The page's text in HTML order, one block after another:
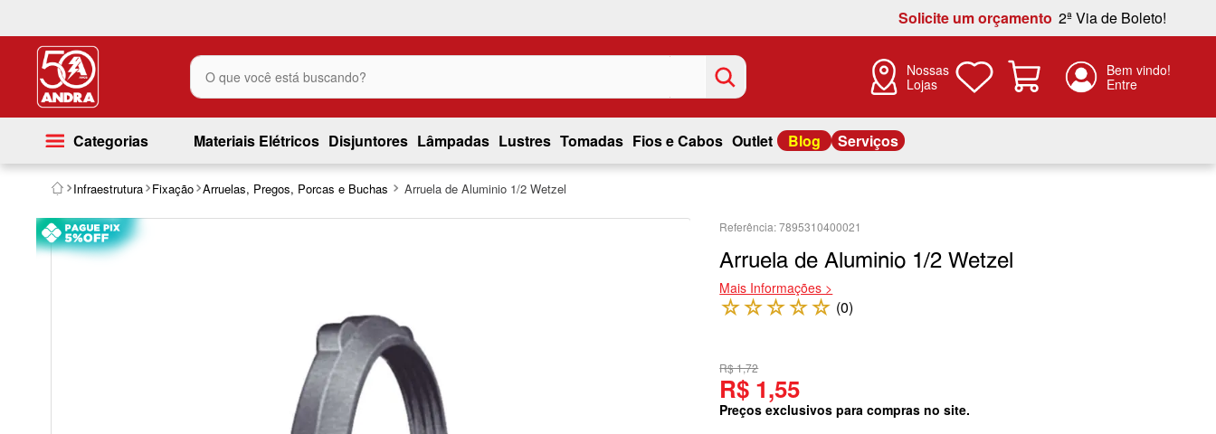
Solicite um orçamento 2ª Via de Boleto!
O que você está buscando?
Nossas
Lojas
Categorias Materiais Elétricos Disjuntores Lâmpadas Lustres Tomadas Fios e Cabos Outlet Blog Serviços
Infraestrutura Fixação Arruelas, Pregos, Porcas e Buchas Arruela de Aluminio 1/2 Wetzel
7895310400021
Arruela de Aluminio 1/2 Wetzel
Mais Informações >
☆☆☆☆☆ (0)
R$ 1,72
R$ 1,55
Preços exclusivos para compras no site.